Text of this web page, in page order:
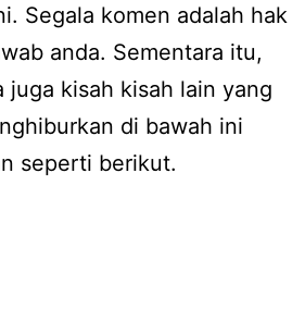
Segala komen adalah hak
anda. Sementara itu,
juga kisah kisah lain yang
di bawah ini
seperti berikut.